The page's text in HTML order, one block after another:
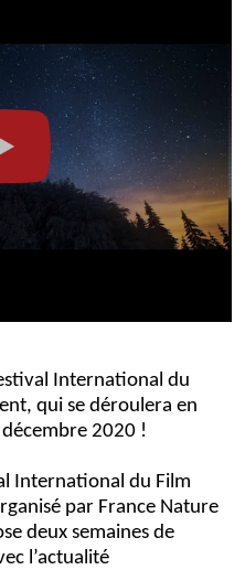
International du
qui se déroulera en
2020 !
International du Film
par France Nature
deux semaines de
l’actualité